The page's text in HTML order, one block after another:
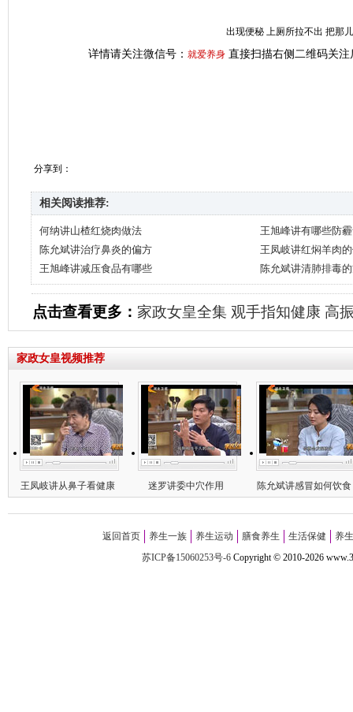
出现便秘 上厕所拉不出 把那
详情请关注微信号： 就爱养身 直接扫描右侧二维码关注
分享到：
相关阅读推荐:
何纳讲山楂红烧肉做法
王旭峰讲有哪些防
陈允斌讲治疗鼻炎的偏方
王凤岐讲红焖羊肉
王旭峰讲减压食品有哪些
陈允斌讲清肺排毒
点击查看更多： 家政女皇全集 观手指知健康 高
家政女皇视频推荐
王凤岐讲从鼻子看健康 迷罗讲委中穴作用 陈允斌讲感冒如何饮食
返回首页 养生一族 养生运动 膳食养生 生活保健
养
苏ICP备15060253号-6Copyright©2010-2026